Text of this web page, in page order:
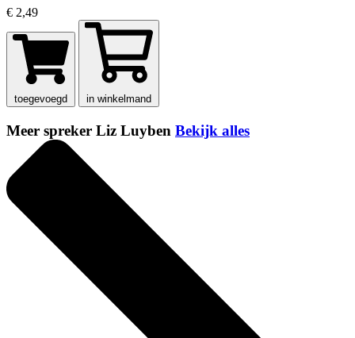
€ 2,49
toegevoegd in winkelmand
Meer spreker Liz Luyben Bekijk alles